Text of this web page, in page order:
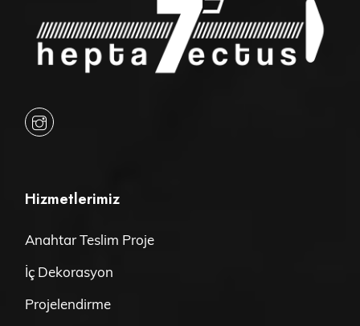
Hizmetlerimiz
Anahtar Teslim Proje
İç Dekorasyon
Projelendirme